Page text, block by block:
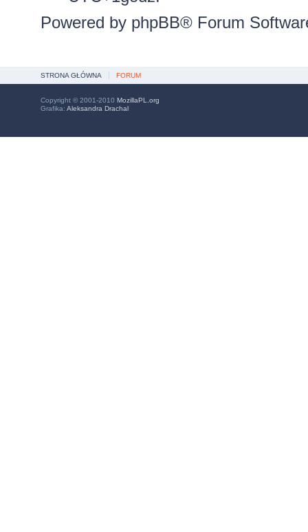
Powered by phpBB® Forum
STRONA GŁÓWNA FORUM
Copyright © 2001-2010 MozillaPL.org
Grafika: Aleksandra Drachal